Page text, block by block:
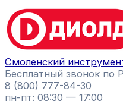
Перейти
к
содержимому
Смоленский
Бесплатный звонок по
8 (800) 777-84-30
пн-пт: 08:30 — 17:00
Поиск
товаров